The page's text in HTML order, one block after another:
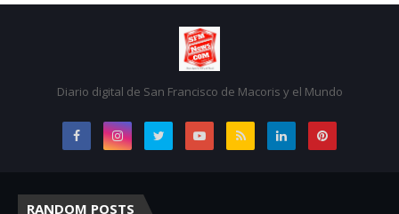
Diario digital de San Francisco de Macoris y el Mundo
RANDOM POSTS